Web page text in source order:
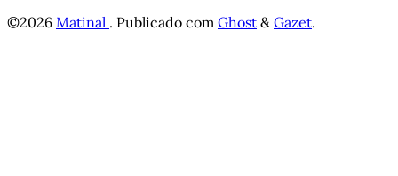
©2026 Matinal . Publicado com Ghost & Gazet.